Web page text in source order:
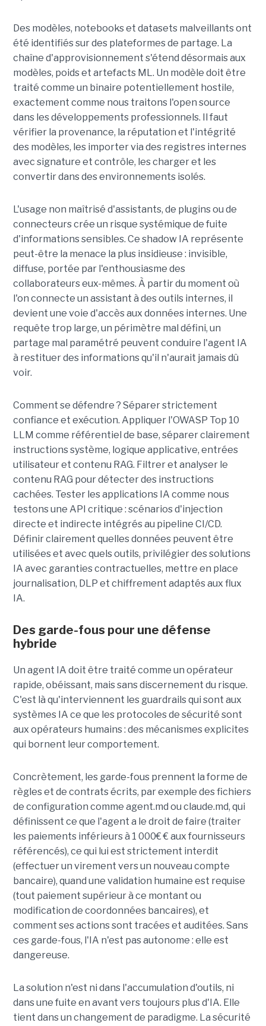
Des modèles, notebooks et datasets malveillants ont
été identifiés sur des plateformes de partage. La
chaîne d'approvisionnement s'étend désormais aux
modèles, poids et artefacts ML. Un modèle doit être
traité comme un binaire potentiellement hostile,
exactement comme nous traitons l'open source
dans les développements professionnels. Il faut
vérifier la provenance, la réputation et l'intégrité
des modèles, les importer via des registres internes
avec signature et contrôle, les charger et les
convertir dans des environnements isolés.
L'usage non maîtrisé d'assistants, de plugins ou de
connecteurs crée un risque systémique de fuite
d'informations sensibles. Ce shadow IA représente
peut-être la menace la plus insidieuse : invisible,
diffuse, portée par l'enthousiasme des
collaborateurs eux-mêmes. À partir du moment où
l'on connecte un assistant à des outils internes, il
devient une voie d'accès aux données internes. Une
requête trop large, un périmètre mal défini, un
partage mal paramétré peuvent conduire l'agent IA
à restituer des informations qu'il n'aurait jamais dû
voir.
Comment se défendre ? Séparer strictement
confiance et exécution. Appliquer l'OWASP Top 10
LLM comme référentiel de base, séparer clairement
instructions système, logique applicative, entrées
utilisateur et contenu RAG. Filtrer et analyser le
contenu RAG pour détecter des instructions
cachées. Tester les applications IA comme nous
testons une API critique : scénarios d'injection
directe et indirecte intégrés au pipeline CI/CD.
Définir clairement quelles données peuvent être
utilisées et avec quels outils, privilégier des solutions
IA avec garanties contractuelles, mettre en place
journalisation, DLP et chiffrement adaptés aux flux
IA.
Des garde-fous pour une défense
hybride
Un agent IA doit être traité comme un opérateur
rapide, obéissant, mais sans discernement du risque.
C'est là qu'interviennent les guardrails qui sont aux
systèmes IA ce que les protocoles de sécurité sont
aux opérateurs humains : des mécanismes explicites
qui bornent leur comportement.
Concrètement, les garde-fous prennent la forme de
règles et de contrats écrits, par exemple des fichiers
de configuration comme agent.md ou claude.md, qui
définissent ce que l'agent a le droit de faire (traiter
les paiements inférieurs à 1 000€ € aux fournisseurs
référencés), ce qui lui est strictement interdit
(effectuer un virement vers un nouveau compte
bancaire), quand une validation humaine est requise
(tout paiement supérieur à ce montant ou
modification de coordonnées bancaires), et
comment ses actions sont tracées et auditées. Sans
ces garde-fous, l'IA n'est pas autonome : elle est
dangereuse.
La solution n'est ni dans l'accumulation d'outils, ni
dans une fuite en avant vers toujours plus d'IA. Elle
tient dans un changement de paradigme. La sécurité